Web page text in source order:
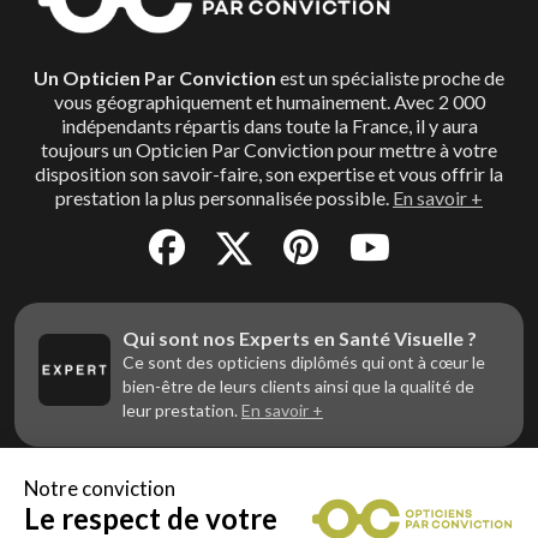
correspond.
Un Opticien Par Conviction est un spécialiste proche de
vous géographiquement et humainement. Avec 2 000
indépendants répartis dans toute la France, il y aura
toujours un Opticien Par Conviction pour mettre à votre
disposition son savoir-faire, son expertise et vous offrir la
prestation la plus personnalisée possible. En savoir +
Qui sont nos Experts en Santé Visuelle ?
Ce sont des opticiens diplômés qui ont à cœur le
bien-être de leurs clients ainsi que la qualité de
leur prestation. En savoir +
Vous êtes un professionnel de la vue et
Notre conviction
Le respect de votre